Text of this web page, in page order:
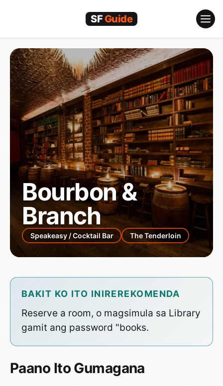
Bourbon &
Branch
Speakeasy / Cocktail Bar The Tenderloin
Paano Ito Gumagana
BAKIT KO ITO INIREREKOMENDA
Reserve a room, o magsimula sa Library
gamit ang password "books.